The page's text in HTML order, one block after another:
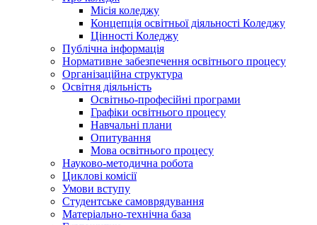
Місія коледжу
Концепція освітньої діяльності Коледжу
Цінності Коледжу
Публічна інформація
Нормативне забезпечення освітнього процесу
Організаційна структура
Освітня діяльність
Освітньо-професійні програми
Графіки освітнього процесу
Навчальні плани
Опитування
Мова освітнього процесу
Науково-методична робота
Циклові комісії
Умови вступу
Студентське самоврядування
Матеріально-технічна база